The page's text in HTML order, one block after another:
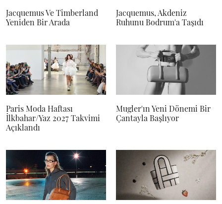
Jacquemus Ve Timberland
Yeniden Bir Arada
Jacquemus, Akdeniz
Ruhunu Bodrum'a Taşıdı
Paris Moda Haftası
İlkbahar/Yaz 2027 Takvimi
Açıklandı
Mugler'ın Yeni Dönemi Bir
Çantayla Başlıyor